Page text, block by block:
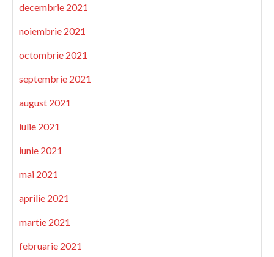
decembrie 2021
noiembrie 2021
octombrie 2021
septembrie 2021
august 2021
iulie 2021
iunie 2021
mai 2021
aprilie 2021
martie 2021
februarie 2021